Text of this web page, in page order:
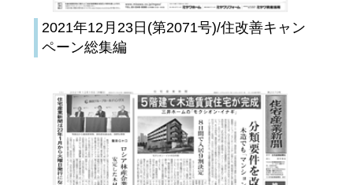
2021年12月23日(第2071号)/住改善キャン
ペーン総集編